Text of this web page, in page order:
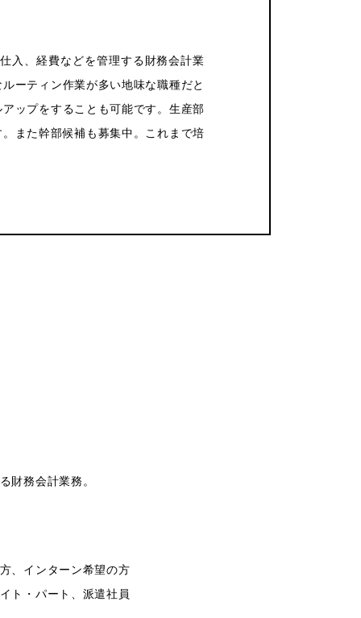
入、経費などを管理する財務会計業
ーティン作業が多い地味な職種だと
ップをすることも可能です。生産部
また幹部候補も募集中。これまで培
財務会計業務。
、インターン希望の方
ト・パート、派遣社員